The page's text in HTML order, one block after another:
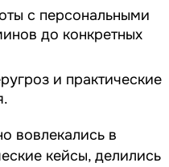
с персональными
до конкретных
и практические
вовлекались в
кейсы, делились